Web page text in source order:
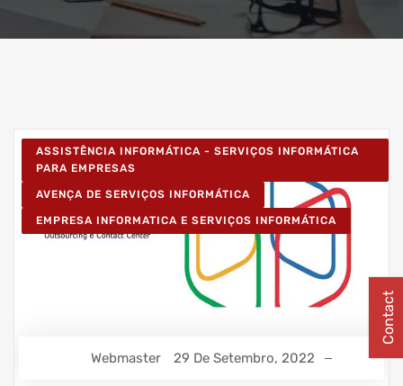
ASSISTÊNCIA INFORMÁTICA - SERVIÇOS INFORMÁTICA
PARA EMPRESAS
AVENÇA DE SERVIÇOS INFORMÁTICA
EMPRESA INFORMATICA E SERVIÇOS INFORMÁTICA
Webmaster 29 De Setembro, 2022
Contact